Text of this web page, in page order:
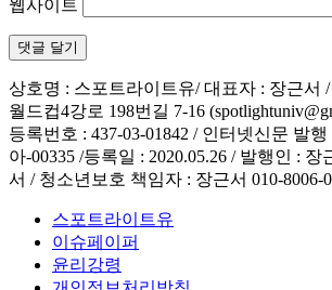
웹사이트
상호명 : 스포트라이트유/ 대표자 : 장근서
월드컵4강로 198번길 7-16
등록번호 : 437-03-01842 / 인터넷신문 발
아-00335 /등록일 : 2020.05.26 / 발행인 :
서 / 청소년보호 책임자 : 장근서 010-8006-
스포트라이트유
이슈페이퍼
윤리강령